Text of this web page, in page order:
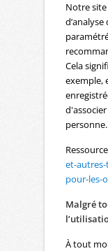
Notre
Cela
exemple,
personne.
et-
pour-les-
Malgré
À tout